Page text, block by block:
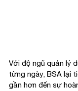
Với độ ngũ quản lý
từng ngày, BSA lại
gần hơn đến sự